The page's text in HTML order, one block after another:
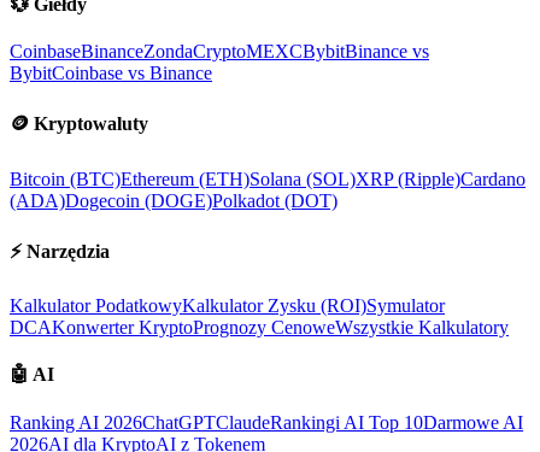
CoinbaseBinanceZondaCryptoMEXCBybitBinance vs
BybitCoinbase vs Binance
🪙 Kryptowaluty
Bitcoin (BTC)Ethereum (ETH)Solana (SOL)XRP (Ripple)Cardano
(ADA)Dogecoin (DOGE)Polkadot (DOT)
⚡ Narzędzia
Kalkulator PodatkowyKalkulator Zysku (ROI)Symulator
DCAKonwerter KryptoPrognozy CenoweWszystkie Kalkulatory
🤖 AI
Ranking AI 2026ChatGPTClaudeRankingi AI Top 10Darmowe AI
2026AI dla KryptoAI z Tokenem